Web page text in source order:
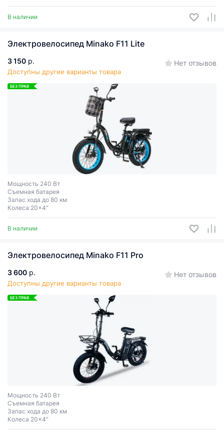
В наличии
Электровелосипед Minako F11 Lite
3 150 р.
Доступны другие варианты товара
Нет отзывов
БЕЗ ПРАВ
Мощность 240 Вт
Съемная батарея
Запас хода до 80 км
Колеса 20x4″
В наличии
Электровелосипед Minako F11 Pro
3 600 р.
Доступны другие варианты товара
Нет отзывов
БЕЗ ПРАВ
Мощность 240 Вт
Съемная батарея
Запас хода до 80 км
Колеса 20x4″